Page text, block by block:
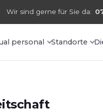
Wir sind gerne für Sie da:
personal Standorte